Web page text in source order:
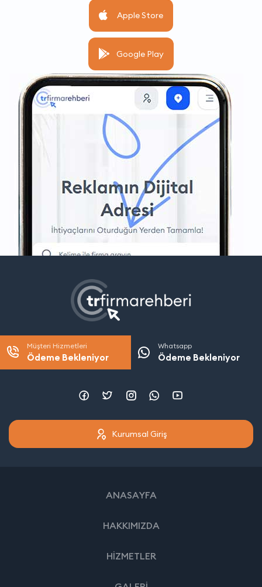
Apple Store
Google Play
Müşteri Hizmetleri
Ödeme Bekleniyor
Whatsapp
Ödeme Bekleniyor
Kurumsal Giriş
ANASAYFA
HAKKIMIZDA
HİZMETLER